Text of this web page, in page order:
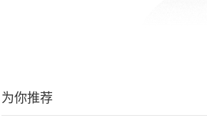
为你推荐